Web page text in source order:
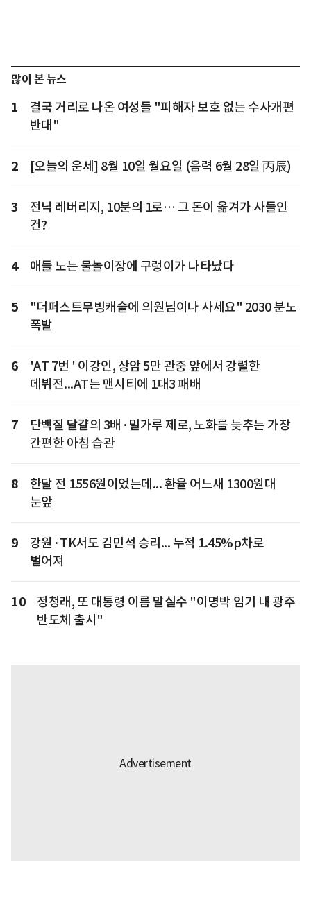
많이 본 뉴스
1
결국 거리로 나온 여성들 "피해자 보호 없는 수사개편
반대"
2 [오늘의 운세] 8월 10일 월요일 (음력 6월 28일 丙辰)
3
전닉 레버리지, 10분의 1로… 그 돈이 옮겨가 사들인
건?
4 애들 노는 물놀이장에 구렁이가 나타났다
5
"더퍼스트무빙캐슬에 의원님이나 사세요" 2030 분노
폭발
6
'AT 7번 ' 이강인, 상암 5만 관중 앞에서 강렬한
데뷔전...AT는 맨시티에 1대3 패배
7
단백질 달걀의 3배·밀가루 제로, 노화를 늦추는 가장
간편한 아침 습관
8
한달 전 1556원이었는데... 환율 어느새 1300원대
눈앞
9
강원·TK서도 김민석 승리... 누적 1.45%p차로
벌어져
10
정청래, 또 대통령 이름 말실수 "이명박 임기 내 광주
반도체 출시"